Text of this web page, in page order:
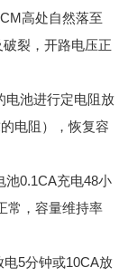
高处自然落至
裂，开路电压正
电池进行定电阻放
电阻），恢复容
池0.1CA充电48小
常，容量维持率
电5分钟或10CA放